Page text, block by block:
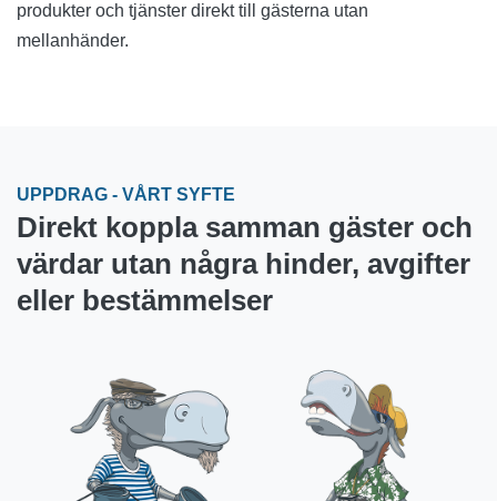
produkter och tjänster direkt till gästerna utan
mellanhänder.
UPPDRAG - VÅRT SYFTE
Direkt koppla samman gäster och
värdar utan några hinder, avgifter
eller bestämmelser